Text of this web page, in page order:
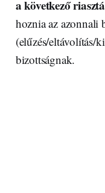
a következő
hoznia az azonnali
(elűzés/eltávolítás/
bizottságnak.